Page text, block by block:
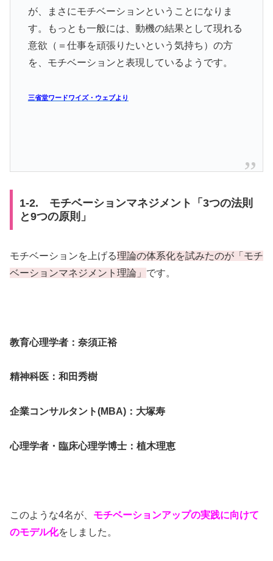
が、まさにモチベーションということになりま
す。もっとも一般には、動機の結果として現れる
意欲（＝仕事を頑張りたいという気持ち）の方
を、モチベーションと表現しているようです。
三省堂ワードワイズ・ウェブより
1-2. モチベーションマネジメント「3つの法則
と9つの原則」
モチベーションを上げる理論の体系化を試みたのが「モチ
ベーションマネジメント理論」 です。
教育心理学者：奈須正裕
精神科医：和田秀樹
企業コンサルタント(MBA)：大塚寿
心理学者・臨床心理学博士：植木理恵
このような4名が、 モチベーションアップの実践に向けて
のモデル化をしました。